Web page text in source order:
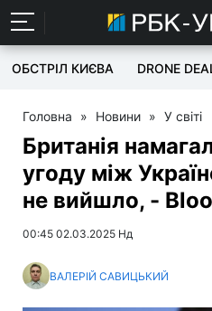
ОБСТРІЛ КИЄВА DRONE
Головна » Новини » У світі
Британія
угоду між
не вийшло, -
00:45 02.03.2025 Нд
ВАЛЕРІЙ САВИЦЬКИЙ